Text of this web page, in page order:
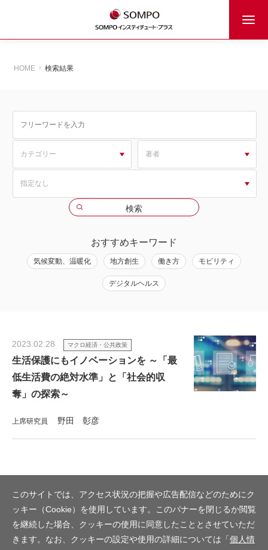
HOME 検索結果
おすすめキーワード
気候変動、温暖化 地方創生 働き方 モビリティ
デジタルヘルス
2023.02.28 マクロ経済・公共政策
生活保護にもイノベーションを ～「最
低生活費の絶対水準」と「社会的収
奪」の探索～
上席研究員 野田 彰彦
このサイトでは、アクセス状況の把握や広告配信などのためにク
ッキー（Cookie）を使用しています。このバナーを閉じるか閲覧
を継続した場合、クッキーの使用に同意したこととさせていただ
きます。なお、クッキーの設定や使用の詳細については「個人情